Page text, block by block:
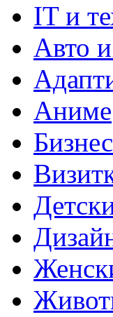
IT и
Авто
Аниме